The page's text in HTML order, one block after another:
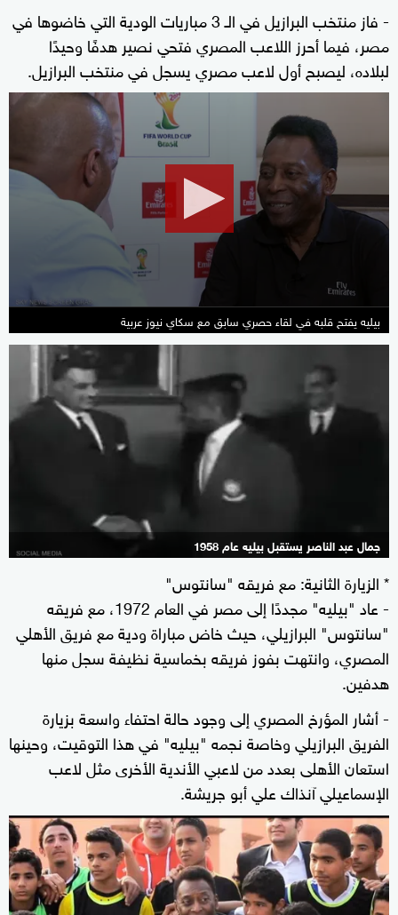
- فاز منتخب البرازيل في الـ 3 مباريات الودية التي خاضوها في
مصر، فيما أحرز اللاعب المصري فتحي نصير هدفًا وحيدًا
لبلاده، ليصبح أول لاعب مصري يسجل في منتخب البرازيل.
0
7
minutes,
بيليه يفتح قلبه في لقاء حصري سابق مع سكاي نيوز عربية
جمال عبد الناصر يستقبل بيليه عام 1958
* الزيارة الثانية: مع فريقه "سانتوس"
- عاد "بيليه" مجددًا إلى مصر في العام 1972، مع فريقه
"سانتوس" البرازيلي، حيث خاض مباراة ودية مع فريق الأهلي
المصري، وانتهت بفوز فريقه بخماسية نظيفة سجل منها
هدفين.
- أشار المؤرخ المصري إلى وجود حالة احتفاء واسعة بزيارة
الفريق البرازيلي وخاصة نجمه "بيليه" في هذا التوقيت، وحينها
استعان الأهلى بعدد من لاعبي الأندية الأخرى مثل لاعب
الإسماعيلي آنذاك علي أبو جريشة.